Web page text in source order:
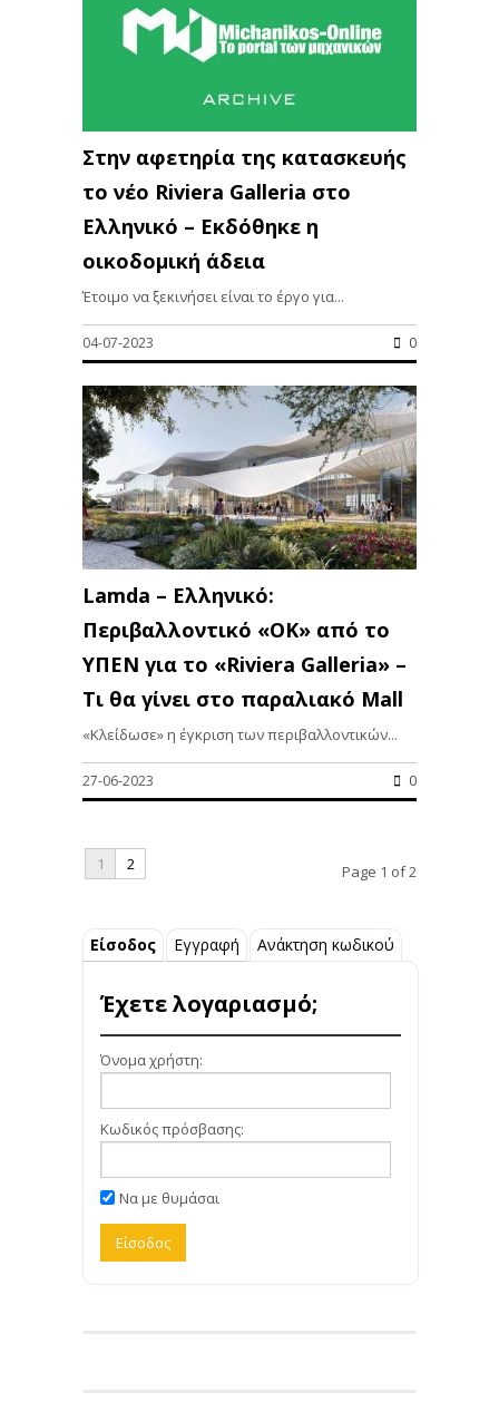
Στην αφετηρία της κατασκευής
το νέο Riviera Galleria στο
Ελληνικό – Εκδόθηκε η
οικοδομική άδεια
Έτοιμο να ξεκινήσει είναι το έργο για...
04-07-2023 0
Lamda – Ελληνικό:
Περιβαλλοντικό «ΟΚ» από το
ΥΠΕΝ για το «Riviera Galleria» –
Τι θα γίνει στο παραλιακό Mall
«Κλείδωσε» η έγκριση των περιβαλλοντικών...
27-06-2023 0
1 2 Page 1 of 2
Είσοδος Εγγραφή Ανάκτηση κωδικού
Έχετε λογαριασμό;
Όνομα χρήστη:
Κωδικός πρόσβασης:
Να με θυμάσαι